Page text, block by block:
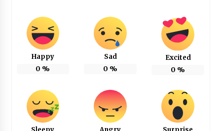
Happy
0 %
Sad
0 %
Excited
0 %